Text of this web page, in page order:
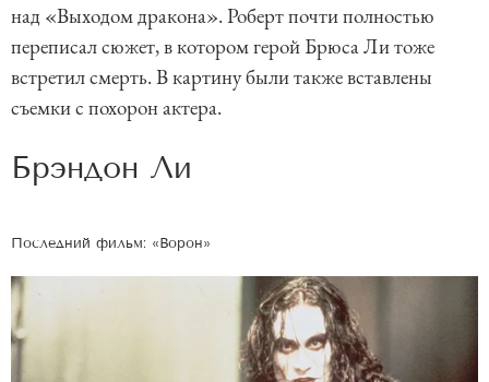
над «Выходом дракона». Роберт почти полностью
переписал сюжет, в котором герой Брюса Ли тоже
встретил смерть. В картину были также вставлены
съемки с похорон актера.
Брэндон Ли
Последний фильм: «Ворон»